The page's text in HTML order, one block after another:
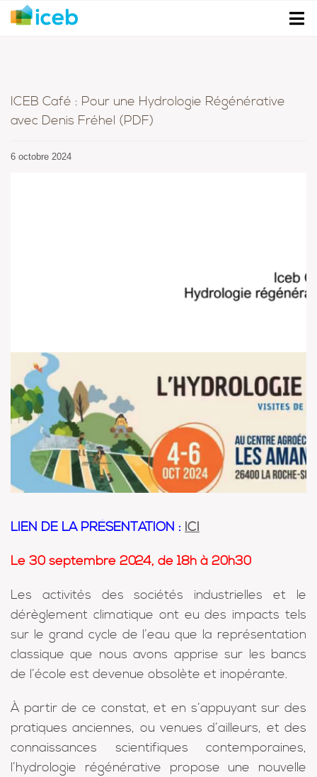
ICEB Café : Pour une Hydrologie Régénérative
avec Denis Fréhel (PDF)
6 octobre 2024
LIEN DE LA PRÉSENTATION : ICI
Le 30 septembre 2024, de 18h à 20h30
Les activités des sociétés industrielles et le
dérèglement climatique ont eu des impacts tels
sur le grand cycle de l’eau que la représentation
classique que nous avons apprise sur les bancs
de l’école est devenue obsolète et inopérante.
À partir de ce constat, et en s’appuyant sur des
pratiques anciennes, ou venues d’ailleurs, et des
connaissances scientifiques contemporaines,
l’hydrologie régénérative propose une nouvelle